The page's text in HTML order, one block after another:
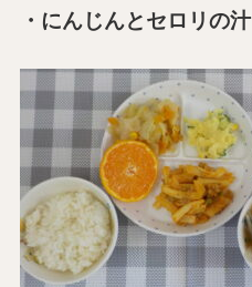
・にんじんとセロリの汁